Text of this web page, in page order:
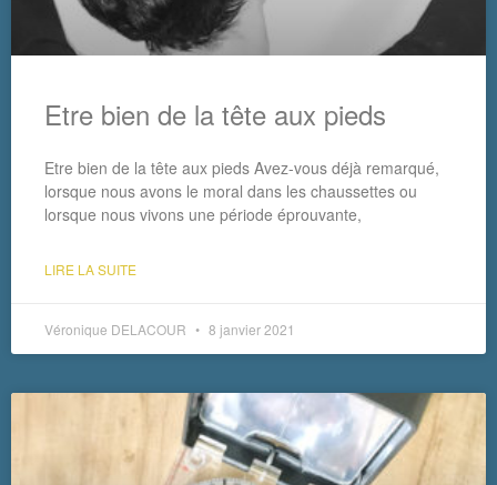
Etre bien de la tête aux pieds
Etre bien de la tête aux pieds Avez-vous déjà remarqué,
lorsque nous avons le moral dans les chaussettes ou
lorsque nous vivons une période éprouvante,
LIRE LA SUITE
Véronique DELACOUR 8 janvier 2021